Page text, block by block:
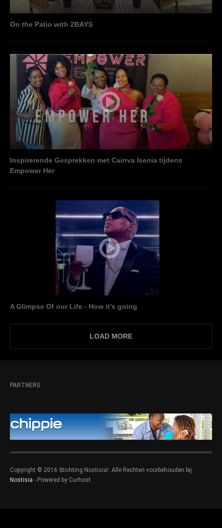
On the Patio with 2BAYS
Inspirerende Gesprekken met Cainva Isenia tijdens
Empower Her
A Glimpse Of our Life - How it's going
LOAD MORE
PARTNERS
Copyright © 2016 Stichting Nostisia!. Alle Rechten voorbehouden bij
Nostisia - Powered by Curhost.